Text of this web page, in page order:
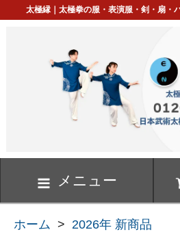
太極縁｜太極拳の服・表演服・剣・扇・
メニュー
ホーム > 2026年 新商品